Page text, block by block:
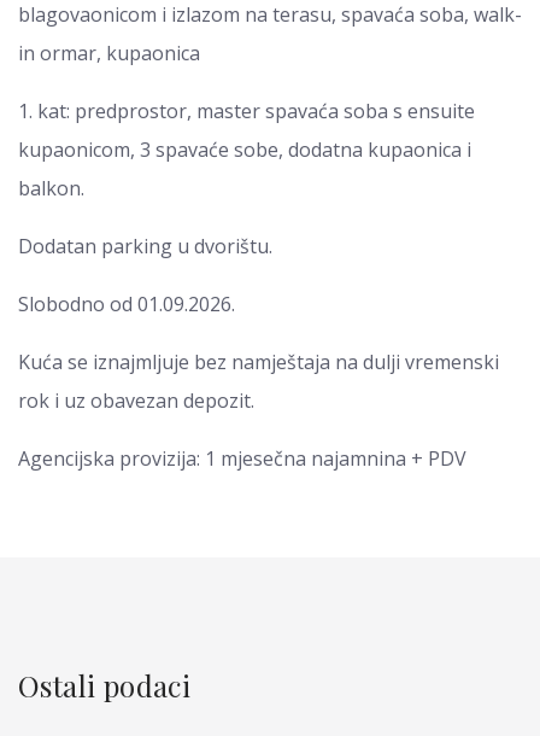
blagovaonicom i izlazom na terasu, spavaća soba, walk-
in ormar, kupaonica
1. kat: predprostor, master spavaća soba s ensuite
kupaonicom, 3 spavaće sobe, dodatna kupaonica i
balkon.
Dodatan parking u dvorištu.
Slobodno od 01.09.2026.
Kuća se iznajmljuje bez namještaja na dulji vremenski
rok i uz obavezan depozit.
Agencijska provizija: 1 mjesečna najamnina + PDV
Ostali podaci